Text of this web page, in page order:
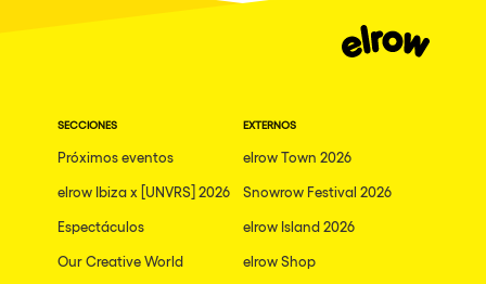
SECCIONES
Próximos eventos
elrow Ibiza x [UNVRS] 2026
Espectáculos
Our Creative World
EXTERNOS
elrow Town 2026
Snowrow Festival 2026
elrow Island 2026
elrow Shop